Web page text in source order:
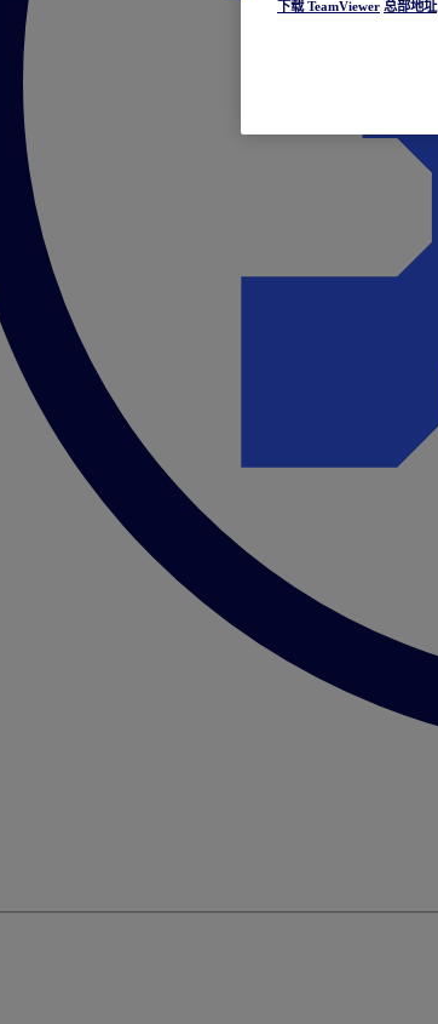
下载 TeamViewer 总部地址